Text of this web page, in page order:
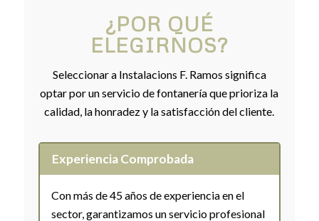
¿POR QUÉ
ELEGIRNOS?
Seleccionar a Instalacions F. Ramos significa
optar por un servicio de fontanería que prioriza la
calidad, la honradez y la satisfacción del cliente.
Experiencia Comprobada
Con más de 45 años de experiencia en el
sector, garantizamos un servicio profesional